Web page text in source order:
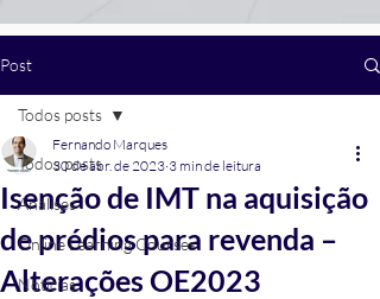
Post
Todos posts
Análises
Online Learning Courses
Notícias
Todos posts
Isenção de IMT na aquisição
de prédios para revenda –
Alterações OE2023
Fernando Marques
30 de abr. de 2023 3 min de leitura